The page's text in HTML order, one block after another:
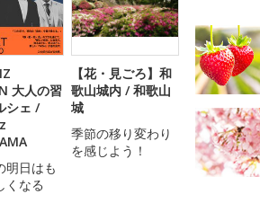
大人の習
シェ /
明日はも
くなる
【花・見ごろ】和
歌山城内 / 和歌山
城
季節の移り変わり
を感じよう！